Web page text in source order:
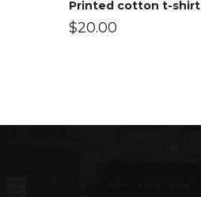
Printed cotton t-shirt
$20.00